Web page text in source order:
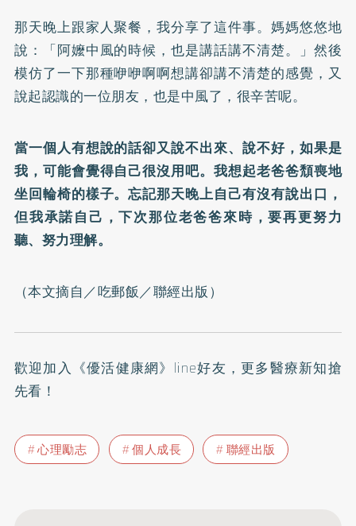
那天晚上跟家人聚餐，我分享了這件事。媽媽悠悠地
說：「阿嬤中風的時候，也是講話講不清楚。」然後
模仿了一下那種咿咿啊啊想講卻講不清楚的感覺，又
說起認識的一位朋友，也是中風了，很辛苦呢。
當一個人有想說的話卻又說不出來、說不好，如果是
我，可能會覺得自己很沒用吧。我想起老爸爸頹喪地
坐回輪椅的樣子。忘記那天晚上自己有沒有說出口，
但我承諾自己，下次那位老爸爸來時，要再更努力
聽、努力理解。
（本文摘自／吃郵飯／聯經出版）
歡迎加入 《優活健康網》line好友 ，更多醫療新知搶
先看！
心理勵志 個人成長 聯經出版